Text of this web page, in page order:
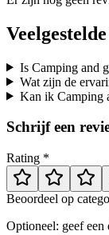
Is Camping and
Wat zijn de
Kan ik Camping
Schrijf een
Rating *
Beoordeel op
Optioneel: geef een